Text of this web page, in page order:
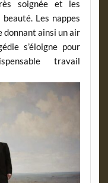
soignée et les
Les nappes
donnant ainsi un air
s’éloigne pour
travail